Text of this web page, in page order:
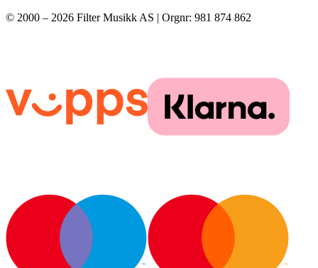
© 2000 – 2026 Filter Musikk AS | Orgnr: 981 874 862